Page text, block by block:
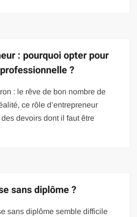
: pourquoi opter pour
?
: le rêve de bon nombre de
ce rôle d’entrepreneur
devoirs dont il faut être
sans diplôme ?
sans diplôme semble difficile